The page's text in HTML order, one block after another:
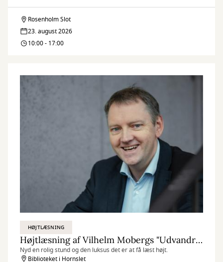
Hjelm
Dyb
Rosenholm Slot
23. august 2026
10:00 - 17:00
HØJTLÆSNING
Højtlæsning af Vilhelm Mobergs "Udvandrersaga"
Nyd en rolig stund og den luksus det er at få læst højt.
Biblioteket i Hornslet